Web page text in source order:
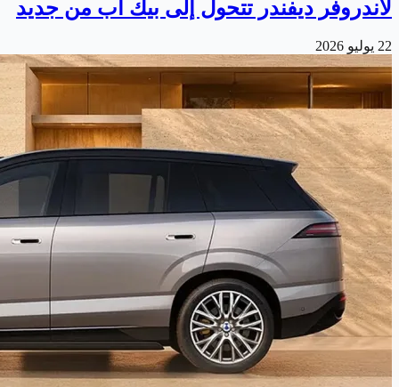
لاندروفر ديفندر تتحول إلى بيك أب من جديد
22 يوليو 2026